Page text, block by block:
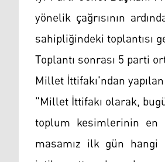
yönelik çağrısının
sahipliğindeki toplantısı
Toplantı sonrası 5 parti
Millet İttifakı'ndan
"Millet İttifakı olarak,
toplum kesimlerinin en
masamız ilk gün